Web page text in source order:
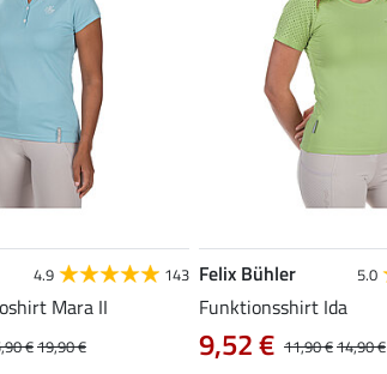
4.9 143
Mara II
€19,90 €
Felix Bühler 5.0
Funktionsshirt Ida
11,90 €14,90 €
9,52 €